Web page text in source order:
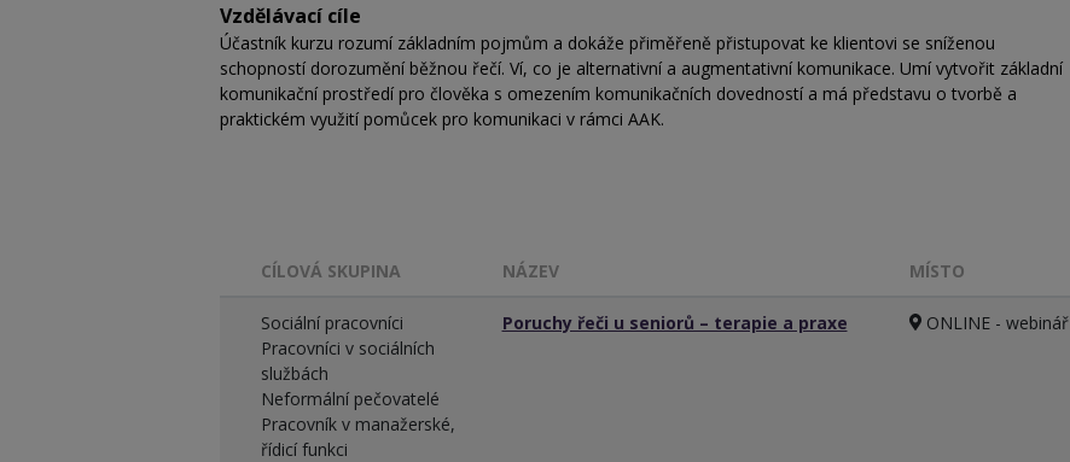
Vzdělávací cíle
Účastník kurzu rozumí základním pojmům a dokáže přiměřeně přistupovat ke klientovi se sníženou
schopností dorozumění běžnou řečí. Ví, co je alternativní a augmentativní komunikace. Umí vytvořit základní
komunikační prostředí pro člověka s omezením komunikačních dovedností a má představu o tvorbě a
praktickém využití pomůcek pro komunikaci v rámci AAK.
CÍLOVÁ SKUPINA NÁZEV MÍSTO
Sociální pracovníci
Pracovníci v sociálních
službách
Neformální pečovatelé
Pracovník v manažerské,
řídicí funkci
Poruchy řeči u seniorů – terapie a praxe ONLINE - webinář